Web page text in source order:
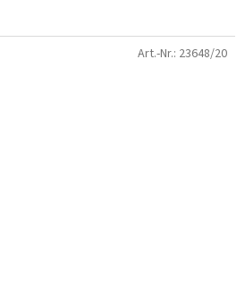
Art.-Nr.: 23648/20